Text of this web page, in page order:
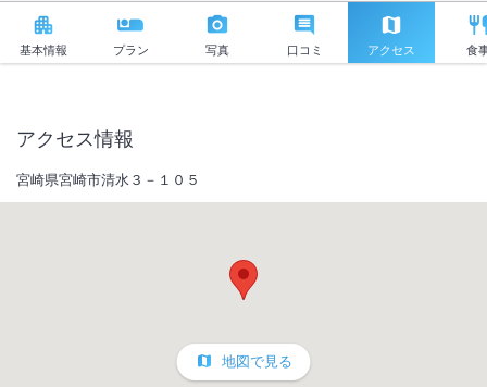
基本情報 プラン 写真 口コミ アクセス 食
アクセス情報
宮崎県宮崎市清水３－１０５
地図で見る